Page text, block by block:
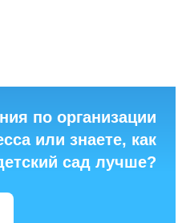
по организации
или знаете, как
сад лучше?